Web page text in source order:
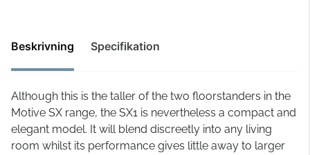
Beskrivning Specifikation
Although this is the taller of the two floorstanders in the
Motive SX range, the SX1 is nevertheless a compact and
elegant model. It will blend discreetly into any living
room whilst its performance gives little away to larger